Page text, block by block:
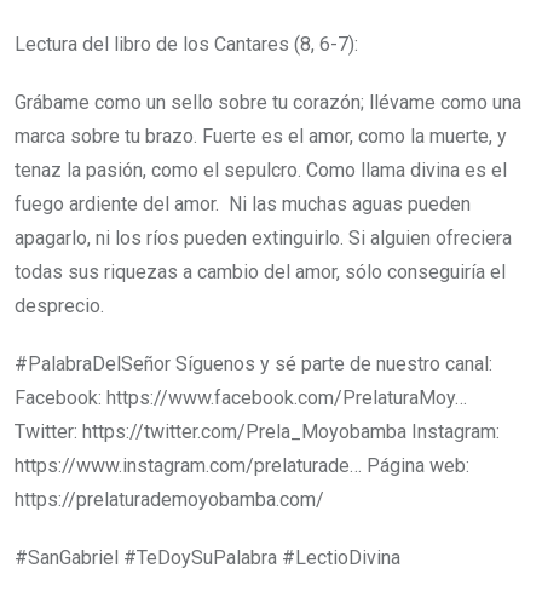
Lectura del libro de los Cantares (8, 6-7):
Grábame como un sello sobre tu corazón; llévame como una
marca sobre tu brazo. Fuerte es el amor, como la muerte, y
tenaz la pasión, como el sepulcro. Como llama divina es el
fuego ardiente del amor. Ni las muchas aguas pueden
apagarlo, ni los ríos pueden extinguirlo. Si alguien ofreciera
todas sus riquezas a cambio del amor, sólo conseguiría el
desprecio.
#PalabraDelSeñor​​​​​ Síguenos y sé parte de nuestro canal:
Facebook: https://www.facebook.com/PrelaturaMoy…
Twitter: https://twitter.com/Prela_Moyobamba​ Instagram:
https://www.instagram.com/prelaturade… Página web:
https://prelaturademoyobamba.com/
#SanGabriel​​​​​​​​​​​​​​​​ #TeDoySuPalabra #LectioDivina